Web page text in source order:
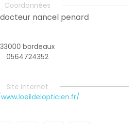
Coordonnées
docteur nancel penard
33000 bordeaux
0564724352
Site internet